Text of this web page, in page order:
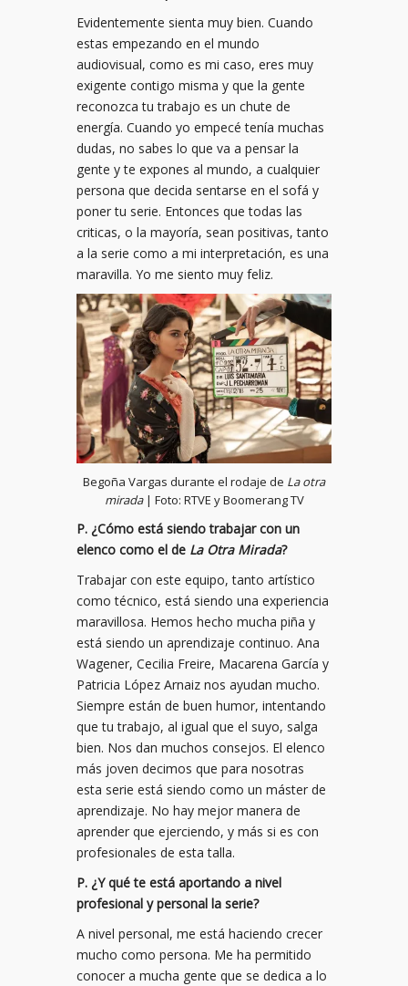
Evidentemente sienta muy bien. Cuando
estas empezando en el mundo
audiovisual, como es mi caso, eres muy
exigente contigo misma y que la gente
reconozca tu trabajo es un chute de
energía. Cuando yo empecé tenía muchas
dudas, no sabes lo que va a pensar la
gente y te expones al mundo, a cualquier
persona que decida sentarse en el sofá y
poner tu serie. Entonces que todas las
criticas, o la mayoría, sean positivas, tanto
a la serie como a mi interpretación, es una
maravilla. Yo me siento muy feliz.
Begoña Vargas durante el rodaje de La otra
mirada| Foto: RTVE y Boomerang TV
P. ¿Cómo está siendo trabajar con un
elenco como el de La Otra Mirada?
Trabajar con este equipo, tanto artístico
como técnico, está siendo una experiencia
maravillosa. Hemos hecho mucha piña y
está siendo un aprendizaje continuo. Ana
Wagener, Cecilia Freire, Macarena García y
Patricia López Arnaiz nos ayudan mucho.
Siempre están de buen humor, intentando
que tu trabajo, al igual que el suyo, salga
bien. Nos dan muchos consejos. El elenco
más joven decimos que para nosotras
esta serie está siendo como un máster de
aprendizaje. No hay mejor manera de
aprender que ejerciendo, y más si es con
profesionales de esta talla.
P. ¿Y qué te está aportando a nivel
profesional y personal la serie?
A nivel personal, me está haciendo crecer
mucho como persona. Me ha permitido
conocer a mucha gente que se dedica a lo